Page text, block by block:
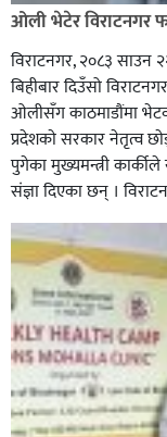
ओली भेटेर विराटनगर
विराटनगर, २०८३ साउन
बिहीबार दिउँसो
ओलीसँग काठमाडौंमा
प्रदेशकाे सरकार नेतृत्व
पुगेका मुख्यमन्त्री
संज्ञा दिएका छन् ।